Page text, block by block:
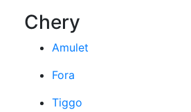
Chery
Amulet
Fora
Tiggo